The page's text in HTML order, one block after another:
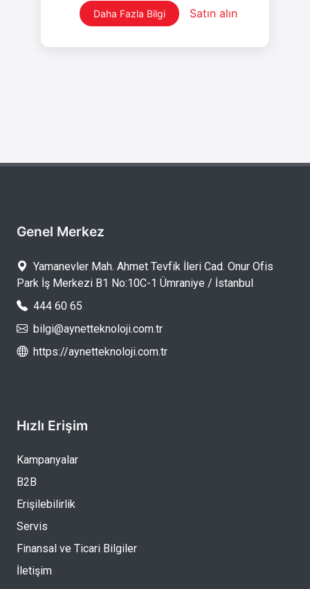
Genel Merkez
Yamanevler Mah. Ahmet Tevfik İleri Cad. Onur Ofis
Park İş Merkezi B1 No:10C-1 Ümraniye / İstanbul
444 60 65
bilgi@aynetteknoloji.com.tr
https://aynetteknoloji.com.tr
Hızlı Erişim
Kampanyalar
B2B
Erişilebilirlik
Servis
Finansal ve Ticari Bilgiler
İletişim